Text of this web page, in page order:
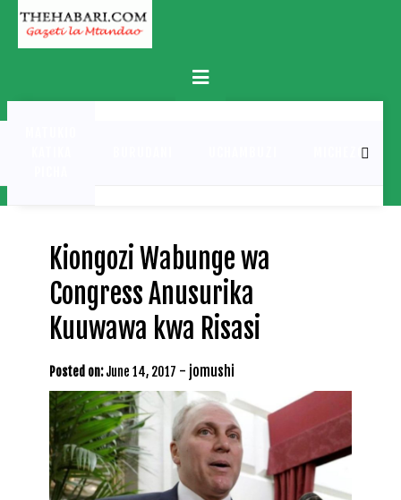
Skip
content
Primary
Menu
MICHEZO
Kiongozi Wabunge wa
Congress Anusurika
Kuuwawa kwa Risasi
Posted on: June 14, 2017 - jomushi